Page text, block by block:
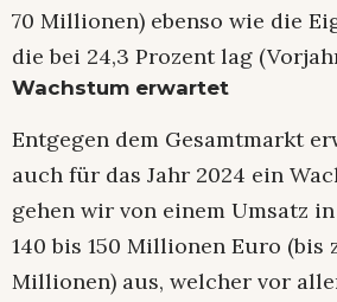
70 Millionen) ebenso wie die
die bei 24,3 Prozent lag
Wachstum erwartet
Entgegen dem Gesamtmarkt
auch für das Jahr 2024 ein
gehen wir von einem Umsatz
140 bis 150 Millionen Euro (bis
Millionen) aus, welcher vor